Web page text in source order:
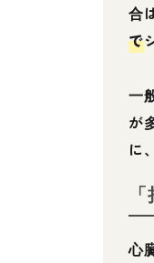
合
で
一
が
に
心